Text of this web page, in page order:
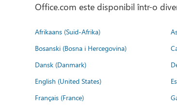
Office.com este disponibil într-o
Afrikaans (Suid-Afrika)
Bosanski (Bosna i Hercegovina)
Dansk (Danmark)
English (United States)
Français (France)